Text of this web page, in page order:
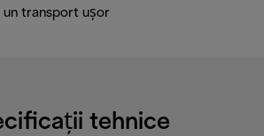
un transport ușor
tehnice